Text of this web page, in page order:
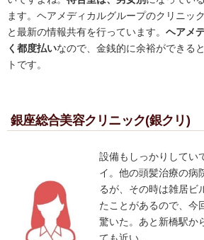
ます。ヘアメディカルグループのクリニッ
と最新の情報共有を行っています。 ヘアメ
く都度払いなので、金銭的に余裕ができる
トです。
銀座総合美容クリニック(銀クリ)
設備もしっかりしてい
イ。他の頭髪治療の病
るが、その時は雑居ビ
たことがあるので、今
驚いた。あと新橋駅か
ても近い。